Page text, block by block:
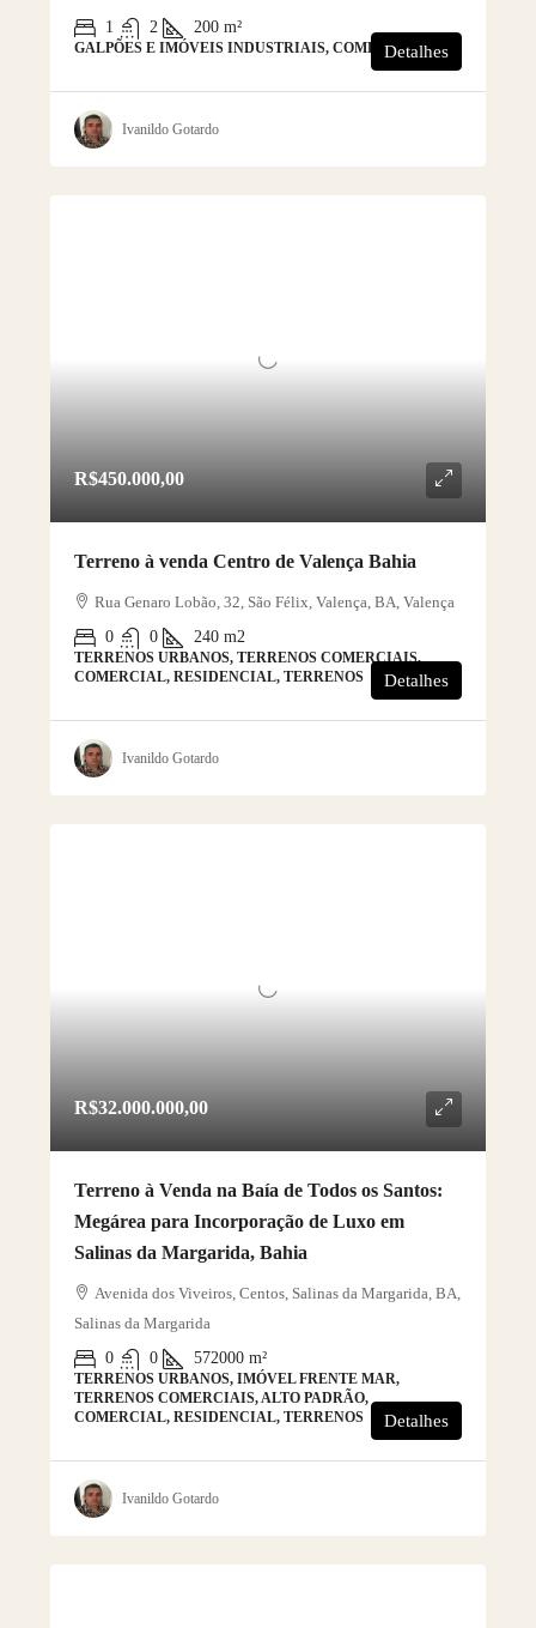
1
2 200 m²
GALPÕES E IMÓVEIS INDUSTRIAIS, COMERCIAL
Detalhes
Ivanildo Gotardo
R$450.000,00
Terreno à venda Centro de Valença Bahia
Rua Genaro Lobão, 32, São Félix, Valença, BA, Valença
0
0 240 m2
TERRENOS URBANOS, TERRENOS COMERCIAIS,
COMERCIAL, RESIDENCIAL, TERRENOS
Detalhes
Ivanildo Gotardo
R$32.000.000,00
Terreno à Venda na Baía de Todos os Santos:
Megárea para Incorporação de Luxo em
Salinas da Margarida, Bahia
Avenida dos Viveiros, Centos, Salinas da Margarida, BA,
Salinas da Margarida
0
0 572000 m²
TERRENOS URBANOS, IMÓVEL FRENTE MAR,
TERRENOS COMERCIAIS, ALTO PADRÃO,
COMERCIAL, RESIDENCIAL, TERRENOS
Detalhes
Ivanildo Gotardo